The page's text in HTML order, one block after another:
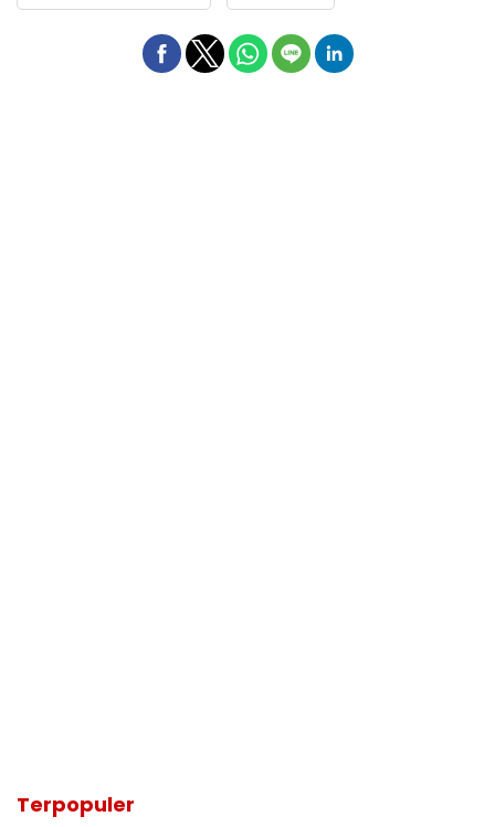
Terpopuler